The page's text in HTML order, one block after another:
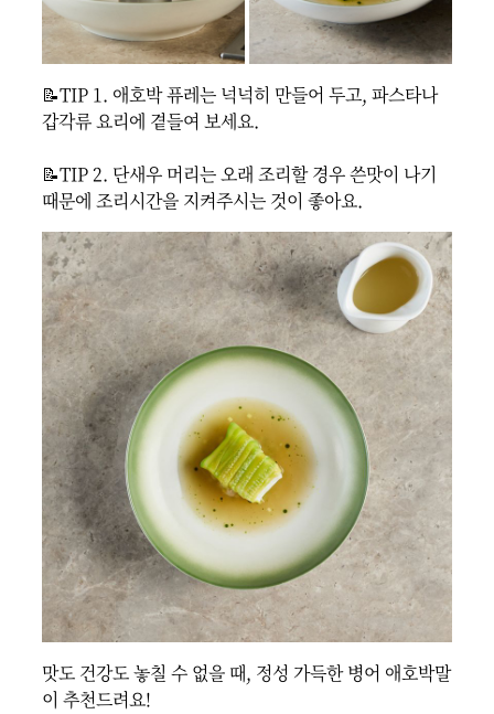
📝TIP 1. 애호박 퓨레는 넉넉히 만들어 두고, 파스타나
갑각류 요리에 곁들여 보세요.
📝TIP 2. 단새우 머리는 오래 조리할 경우 쓴맛이 나기
때문에 조리시간을 지켜주시는 것이 좋아요.
맛도 건강도 놓칠 수 없을 때, 정성 가득한 병어 애호박말
이 추천드려요!